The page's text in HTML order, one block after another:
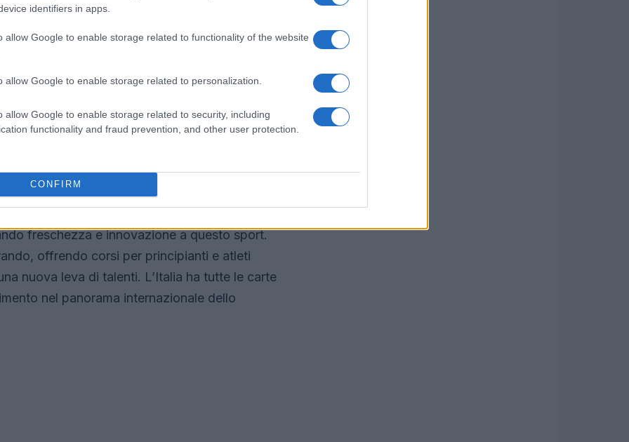
identifiers in apps.
allow Google to enable storage related to functionality of the website
allow Google to enable storage related to personalization.
allow Google to enable storage related to security, including
functionality and fraud prevention, and other user protection.
CONFIRM
a sorpassi mozzafiato e a momenti
indimenticabile. Inoltre, la
a competizioni internazionali, eleva
l’attenzione di media e sponsor.
in Italia
del 2026, che si terranno a Milano e Cortina,
per lo snowboard cross, è destinato a
preparando le loro performance per
sono alte. Le nuove generazioni di
freschezza e innovazione a questo sport.
offrendo corsi per principianti e atleti
nuova leva di talenti. L’Italia ha tutte le carte
nel panorama internazionale dello